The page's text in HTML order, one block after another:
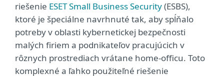
riešenie ESET Small Business Security(ESBS),
ktoré je špeciálne navrhnuté tak, aby spĺňalo
potreby v oblasti kybernetickej bezpečnosti
malých firiem a podnikateľov pracujúcich v
rôznych prostrediach vrátane home-officu. Toto
komplexné a ľahko použiteľné riešenie